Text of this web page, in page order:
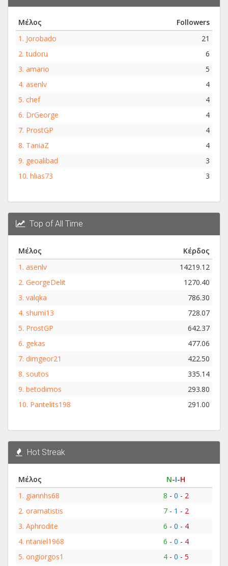
Μέλος
Followers
1. Jorobado
21
2.tudoru
6
3. amario
5
4. asenlv
4
5. chef
4
6. DrGeorge
4
7. ProstGP
4
8. TaniaZ
4
9. geoalibad
3
10. hlias73 3
Top of All Time
Μέλος
Κέρδος
1. asenlv
14219.12
2. GeorgeDelit
1270.40
3. valqka
786.30
4. shumi13
728.07
5. ProstGP
642.37
6. gekas
477.06
7. dimgeor21
422.50
8. soutos
335.14
9. betodimos
293.80
10. Pantelits198 291.00
Hot Streak
Μέλος Ν-Ι-Η
1. giannhs68 8 - 0 - 2
2. oramatistis 7- 1 - 2
3. Aphrodite 6 - 0 - 4
4. ntaniel1968 6 - 0 - 4
5. ongiorgos1 4- 0 - 5